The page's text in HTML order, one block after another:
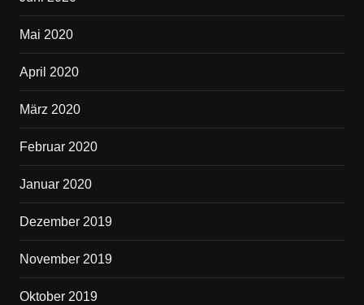
Mai 2020
April 2020
März 2020
Februar 2020
Januar 2020
Dezember 2019
November 2019
Oktober 2019